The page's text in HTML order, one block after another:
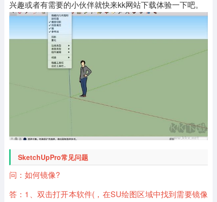
兴趣或者有需要的小伙伴就快来kk网站下载体验一下吧。
SketchUpPro常见问题
问：如何镜像?
答：1、双击打开本软件(，在SU绘图区域中找到需要镜像